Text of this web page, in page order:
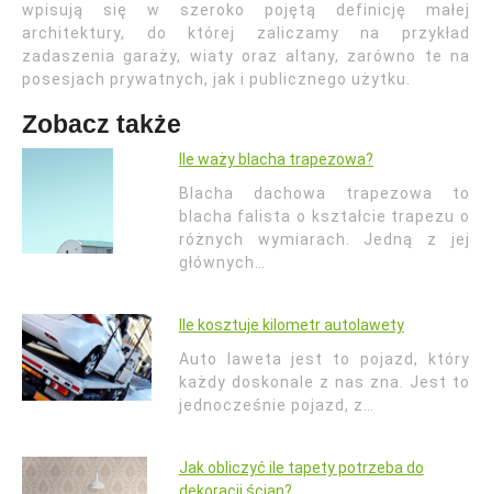
wpisują się w szeroko pojętą definicję małej
architektury, do której zaliczamy na przykład
zadaszenia garaży, wiaty oraz altany, zarówno te na
posesjach prywatnych, jak i publicznego użytku.
Zobacz także
Ile waży blacha trapezowa?
Blacha dachowa trapezowa to
blacha falista o kształcie trapezu o
różnych wymiarach. Jedną z jej
głównych…
Ile kosztuje kilometr autolawety
Auto laweta jest to pojazd, który
każdy doskonale z nas zna. Jest to
jednocześnie pojazd, z…
Jak obliczyć ile tapety potrzeba do